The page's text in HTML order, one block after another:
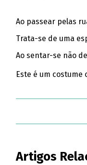
Ao passear pelas
Trata-se de uma
Ao sentar-se não
Este é um
Artigos